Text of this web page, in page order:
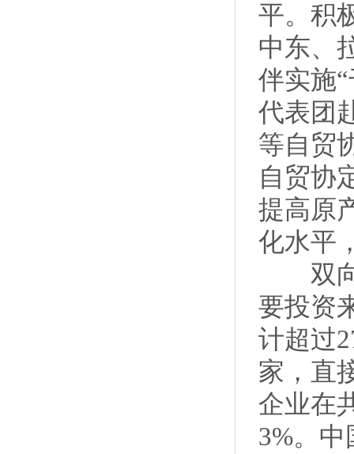
平。积
中东、
伴实施
代表团
等自贸
自贸协
提高原
化水平
双向
要投资
计超过
家，直
企业在
3%。